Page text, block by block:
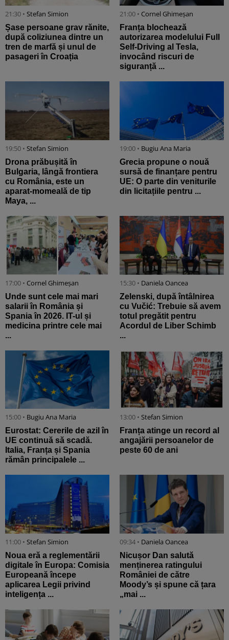
21:30 • Stefan Simion
Șase persoane grav rănite,
după coliziunea dintre un
tren de marfă și unul de
pasageri în Croația
21:00 • Cornel Ghimeșan
Franța blochează
autorizarea modelului Full
Self-Driving al Tesla,
invocând riscuri de
siguranță ...
19:50 • Stefan Simion
Drona prăbușită în
Bulgaria, lângă frontiera
cu România, este un
aparat-momeală de tip
Maya, ...
19:00 • Bugiu ⁠Ana Maria
Grecia propune o nouă
sursă de finanțare pentru
UE: O parte din veniturile
din licitațiile pentru ...
17:00 • Cornel Ghimeșan
Unde sunt cele mai mari
salarii în România și
Spania în 2026. IT-ul și
medicina printre cele mai
...
15:30 • Daniela Oancea
Zelenski, după întâlnirea
cu Vučić: Trebuie să avem
totul pregătit pentru
Acordul de Liber Schimb
...
15:00 • Bugiu ⁠Ana Maria
Eurostat: Cererile de azil în
UE continuă să scadă.
Italia, Franța și Spania
rămân principalele ...
13:00 • Stefan Simion
Franța atinge un record al
angajării persoanelor de
peste 60 de ani
11:00 • Stefan Simion
Noua eră a reglementării
digitale în Europa: Comisia
Europeană începe
aplicarea Legii privind
inteligența ...
09:34 • Daniela Oancea
Nicușor Dan salută
menținerea ratingului
României de către
Moody’s și spune că țara
„mai ...